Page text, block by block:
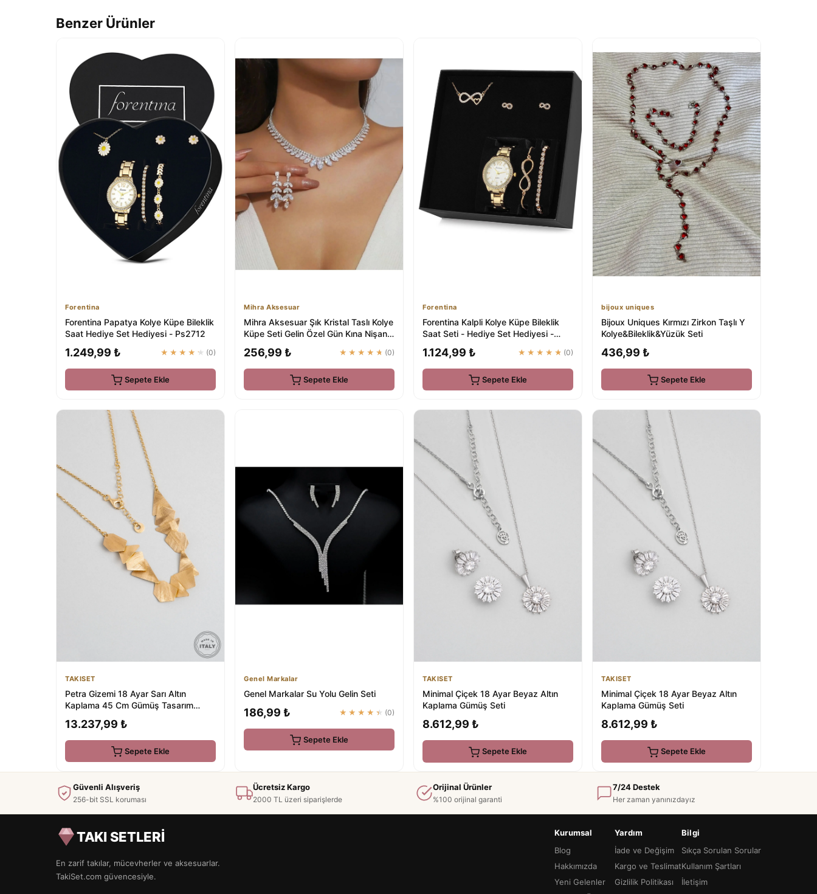
Benzer Ürünler
Forentina
Forentina Papatya Kolye Küpe Bileklik
Saat Hediye Set Hediyesi - Ps2712
1.249,99 ₺ ★★★★★ (0)
Sepete Ekle
Mihra Aksesuar
Mihra Aksesuar Şık Kristal Taslı Kolye
Küpe Seti Gelin Özel Gün Kına Nişan
256,99 ₺ ★★★★★ (0)
Sepete Ekle
Forentina
Forentina Kalpli Kolye Küpe Bileklik
Saat Seti - Hediye Set Hediyesi -
1.124,99 ₺ ★★★★★ (0)
Sepete Ekle
bijoux uniques
Bijoux Uniques Kırmızı Zirkon Taşlı Y
Kolye&Bileklik&Yüzük Seti
436,99 ₺
Sepete Ekle
TAKISET
Petra Gizemi 18 Ayar Sarı Altın
Kaplama 45 Cm Gümüş Tasarım
13.237,99 ₺
Sepete Ekle
Genel Markalar
Genel Markalar Su Yolu Gelin Seti
186,99 ₺ ★★★★★ (0)
Sepete Ekle
TAKISET
Minimal Çiçek 18 Ayar Beyaz Altın
Kaplama Gümüş Seti
8.612,99 ₺
Sepete Ekle
TAKISET
Minimal Çiçek 18 Ayar Beyaz Altın
Kaplama Gümüş Seti
8.612,99 ₺
Sepete Ekle
Güvenli Alışveriş
256-bit SSL koruması
Ücretsiz Kargo
2000 TL üzeri siparişlerde
Orijinal Ürünler
%100 orijinal garanti
7/24 Destek
Her zaman yanınızdayız
TAKI SETLERİ
En zarif takılar, mücevherler ve aksesuarlar.
TakiSet.com güvencesiyle.
Kurumsal
Blog
Hakkımızda
Yeni Gelenler
Yardım
İade ve Değişim
Kargo ve Teslimat
Gizlilik Politikası
Bilgi
Sıkça Sorulan Sorular
Kullanım Şartları
İletişim